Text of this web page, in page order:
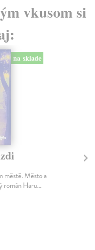
vkusom si
na sklade
městě. Město a
román Haru...